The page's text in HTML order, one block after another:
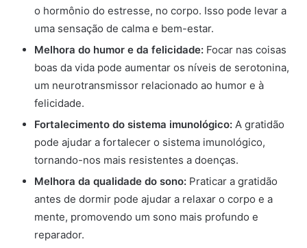
o hormônio do estresse, no corpo. Isso pode levar a
uma sensação de calma e bem-estar.
Melhora do humor e da felicidade: Focar nas coisas
boas da vida pode aumentar os níveis de serotonina,
um neurotransmissor relacionado ao humor e à
felicidade.
Fortalecimento do sistema imunológico: A gratidão
pode ajudar a fortalecer o sistema imunológico,
tornando-nos mais resistentes a doenças.
Melhora da qualidade do sono: Praticar a gratidão
antes de dormir pode ajudar a relaxar o corpo e a
mente, promovendo um sono mais profundo e
reparador.